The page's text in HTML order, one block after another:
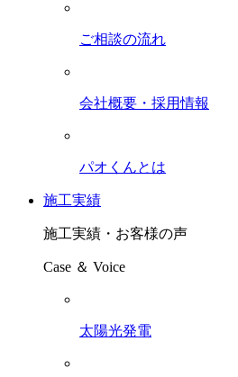
ご相談の流れ
会社概要・採用情報
パオくんとは
施工実績
施工実績・お客様の声
Case ＆ Voice
太陽光発電